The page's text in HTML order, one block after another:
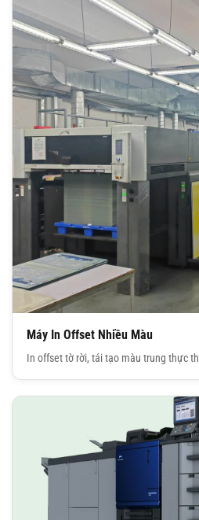
Máy In Offset Nhiều Màu
In offset tờ rời, tái tạo màu trung thực